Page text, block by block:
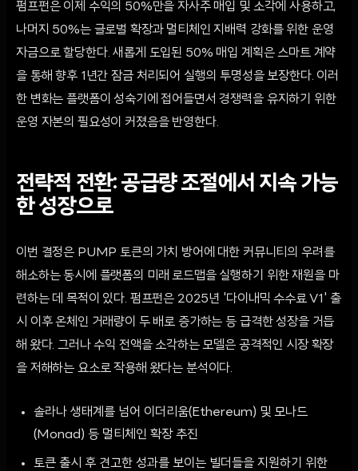
펌프펀은 이제 수익의 50%만을 자사주 매입 및 소각에 사용하고,
나머지 50%는 글로벌 확장과 멀티체인 지배력 강화를 위한 운영
자금으로 할당한다. 새롭게 도입된 50% 매입 계획은 스마트 계약
을 통해 향후 1년간 잠금 처리되어 실행의 투명성을 보장한다. 이러
한 변화는 플랫폼이 성숙기에 접어들면서 경쟁력을 유지하기 위한
운영 자본의 필요성이 커졌음을 반영한다.
전략적 전환: 공급량 조절에서 지속 가능
한 성장으로
이번 결정은 PUMP 토큰의 가치 방어에 대한 커뮤니티의 우려를
해소하는 동시에 플랫폼의 미래 로드맵을 실행하기 위한 재원을 마
련하는 데 목적이 있다. 펌프펀은 2025년 '다이내믹 수수료 V1' 출
시 이후 온체인 거래량이 두 배로 증가하는 등 급격한 성장을 거듭
해 왔다. 그러나 수익 전액을 소각하는 모델은 공격적인 시장 확장
을 저해하는 요소로 작용해 왔다는 분석이다.
솔라나 생태계를 넘어 이더리움(Ethereum) 및 모나드
(Monad) 등 멀티체인 확장 추진
토큰 출시 후 견고한 성과를 보이는 빌더들을 지원하기 위한